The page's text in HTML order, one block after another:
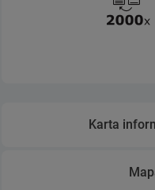
Karta
Rozwiń